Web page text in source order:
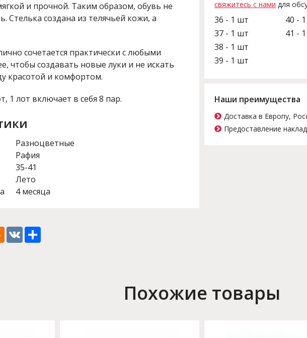
и прочной. Таким образом, обувь не
Стелька создана из телячьей кожи, а
сочетается практически с любыми
чтобы создавать новые луки и не искать
красотой и комфортом.
1 лот включает в себя 8 пар.
Разноцветные
Рафия
35-41
Лето
4 месяца
Odnoklassniki
VK
свяжитесь с нами для
36 - 1 шт
37 - 1 шт
38 - 1 шт
39 - 1 шт
40 -
41 -
Наши преимущества
Доставка в Европу,
Предоставление
Похожие товары